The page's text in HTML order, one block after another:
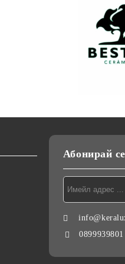
Абонирай
0899939801